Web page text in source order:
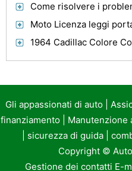
1964 Cadillac Colore
Gli appassionati di auto
finanziamento
Manutenzione
sicurezza di guida|
Copyright ©
Gestione dei contatti E-